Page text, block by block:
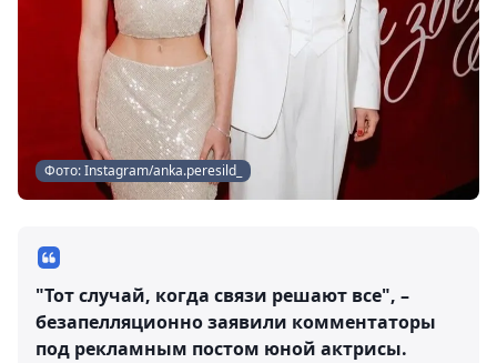
Фото: Instagram/anka.peresild_
"Тот случай, когда связи решают все", –
безапелляционно заявили комментаторы
под рекламным постом юной актрисы.